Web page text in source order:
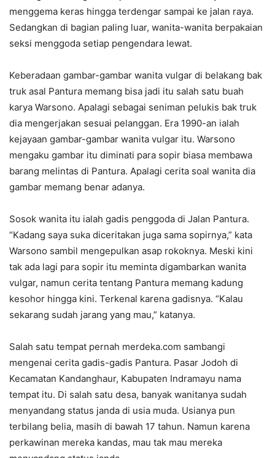
menggema keras hingga terdengar sampai ke jalan raya.
Sedangkan di bagian paling luar, wanita-wanita berpakaian
seksi menggoda setiap pengendara lewat.
Keberadaan gambar-gambar wanita vulgar di belakang bak
truk asal Pantura memang bisa jadi itu salah satu buah
karya Warsono. Apalagi sebagai seniman pelukis bak truk
dia mengerjakan sesuai pelanggan. Era 1990-an ialah
kejayaan gambar-gambar wanita vulgar itu. Warsono
mengaku gambar itu diminati para sopir biasa membawa
barang melintas di Pantura. Apalagi cerita soal wanita dia
gambar memang benar adanya.
Sosok wanita itu ialah gadis penggoda di Jalan Pantura.
“Kadang saya suka diceritakan juga sama sopirnya,” kata
Warsono sambil mengepulkan asap rokoknya. Meski kini
tak ada lagi para sopir itu meminta digambarkan wanita
vulgar, namun cerita tentang Pantura memang kadung
kesohor hingga kini. Terkenal karena gadisnya. “Kalau
sekarang sudah jarang yang mau,” katanya.
Salah satu tempat pernah merdeka.com sambangi
mengenai cerita gadis-gadis Pantura. Pasar Jodoh di
Kecamatan Kandanghaur, Kabupaten Indramayu nama
tempat itu. Di salah satu desa, banyak wanitanya sudah
menyandang status janda di usia muda. Usianya pun
terbilang belia, masih di bawah 17 tahun. Namun karena
perkawinan mereka kandas, mau tak mau mereka